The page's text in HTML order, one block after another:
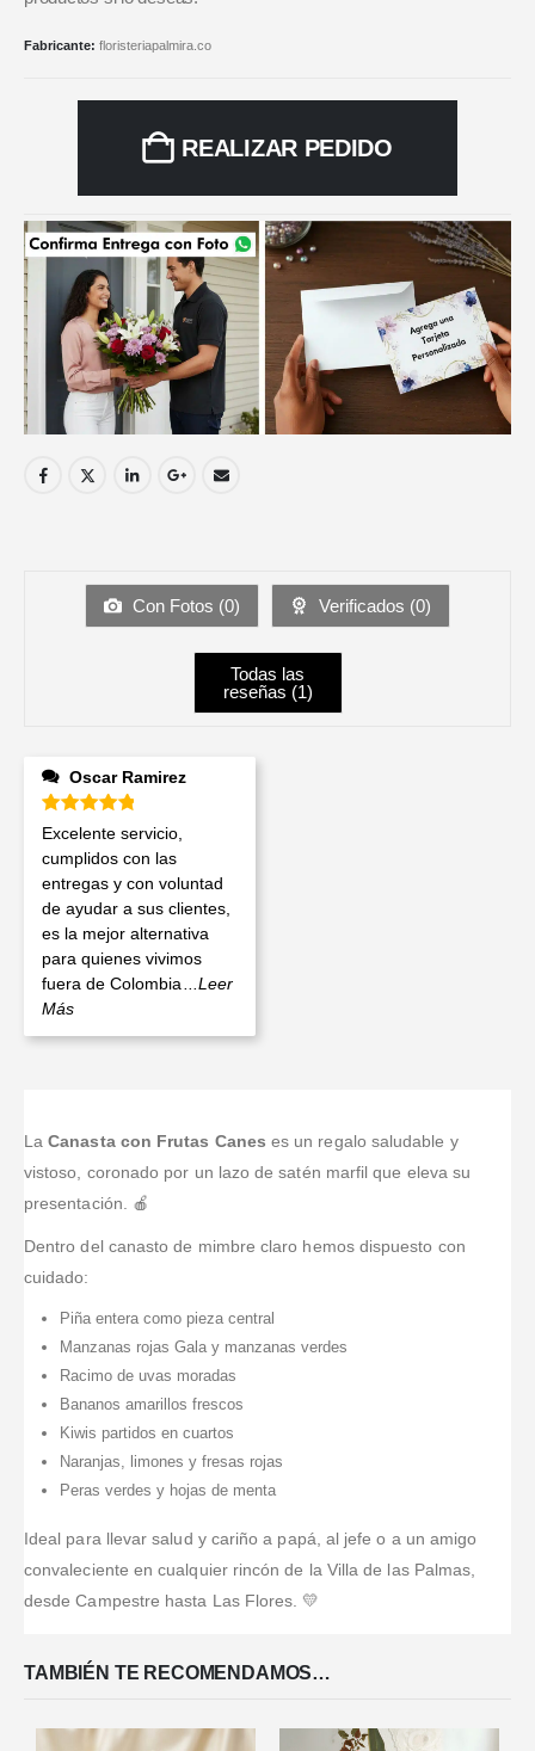
Fabricante: floristeriapalmira.co
REALIZAR PEDIDO
Con Fotos (0) Verificados (0)
Todas las
reseñas (1)
Oscar Ramirez
Valorado en 5de 5
Excelente servicio,
cumplidos con las
entregas y con voluntad
de ayudar a sus clientes,
es la mejor alternativa
para quienes vivimos
fuera de Colombia
...Leer
Más
LaCanasta con Frutas Canes es un regalo saludable y
vistoso, coronado por un lazo de satén marfil que eleva su
presentación. 🍎
Dentro del canasto de mimbre claro hemos dispuesto con
cuidado:
Piña entera como pieza central
Manzanas rojas Gala y manzanas verdes
Racimo de uvas moradas
Bananos amarillos frescos
Kiwis partidos en cuartos
Naranjas, limones y fresas rojas
Peras verdes y hojas de menta
Ideal para llevar salud y cariño a papá, al jefe o a un amigo
convaleciente en cualquier rincón de la Villa de las Palmas,
desde Campestre hasta Las Flores. 💛
TAMBIÉN TE RECOMENDAMOS…